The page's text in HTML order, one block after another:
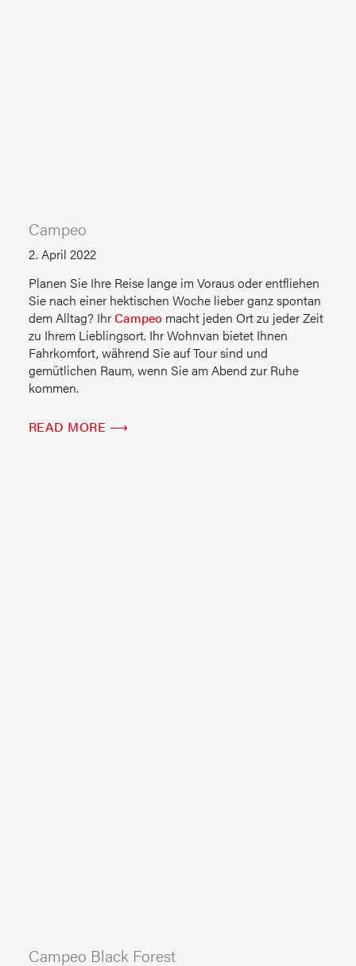
Campeo
2. April 2022
Planen Sie Ihre Reise lange im Voraus oder entfliehen
Sie nach einer hektischen Woche lieber ganz spontan
dem Alltag? IhrCampeomacht jeden Ort zu jeder Zeit
zu Ihrem Lieblingsort. Ihr Wohnvan bietet Ihnen
Fahrkomfort, während Sie auf Tour sind und
gemütlichen Raum, wenn Sie am Abend zur Ruhe
kommen.
READ MORE ⟶
Campeo Black Forest